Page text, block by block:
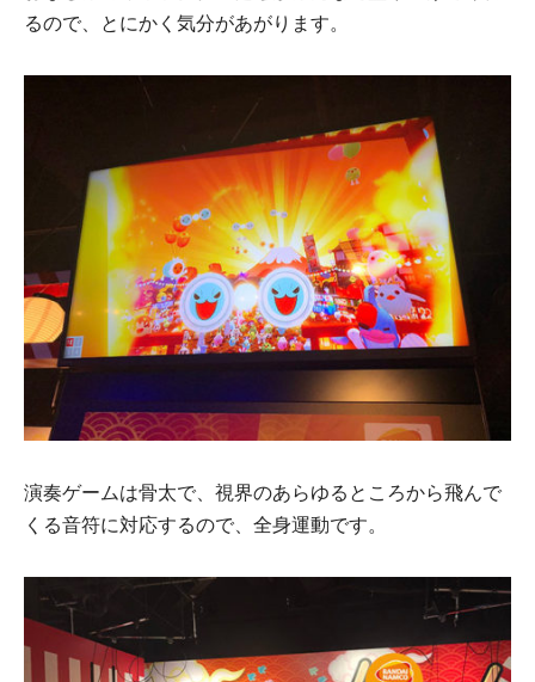
るので、とにかく気分があがります。
演奏ゲームは骨太で、視界のあらゆるところから飛んで
くる音符に対応するので、全身運動です。